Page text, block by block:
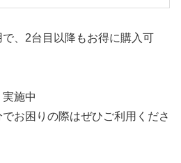
で、2台目以降もお得に購入可
実施中
お困りの際はぜひご利用くださ